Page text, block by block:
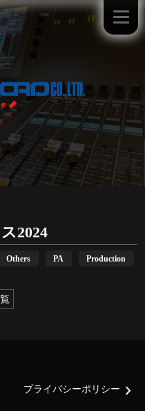
2024
Others PA Production
プライバシーポリシー chevron_right